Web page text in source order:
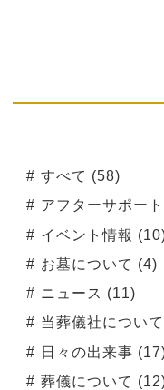
すべて (58)
アフターサポー
イベント情報
お墓について (4)
ニュース (11)
当葬儀社につい
日々の出来事
葬儀について